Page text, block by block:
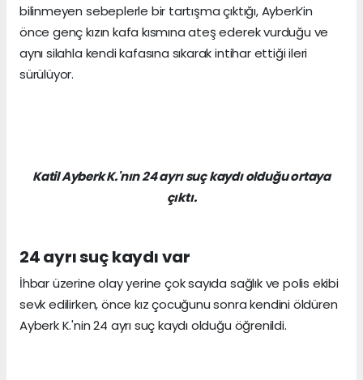
bilinmeyen sebeplerle bir tartışma çıktığı, Ayberk’in
önce genç kızın kafa kısmına ateş ederek vurduğu ve
aynı silahla kendi kafasına sıkarak intihar ettiği ileri
sürülüyor.
Katil Ayberk K.'nın 24 ayrı suç kaydı olduğu ortaya
çıktı.
24 ayrı suç kaydı var
İhbar üzerine olay yerine çok sayıda sağlık ve polis ekibi
sevk edilirken, önce kız çocuğunu sonra kendini öldüren
Ayberk K.'nin 24 ayrı suç kaydı olduğu öğrenildi.